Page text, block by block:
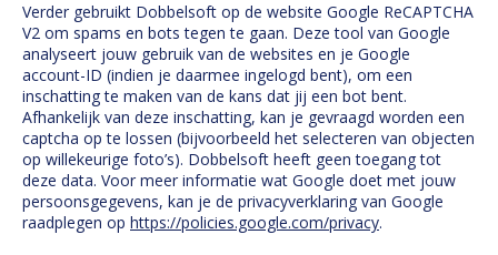
Verder gebruikt Dobbelsoft op de website Google ReCAPTCHA
V2 om spams en bots tegen te gaan. Deze tool van Google
analyseert jouw gebruik van de websites en je Google
account-ID (indien je daarmee ingelogd bent), om een
inschatting te maken van de kans dat jij een bot bent.
Afhankelijk van deze inschatting, kan je gevraagd worden een
captcha op te lossen (bijvoorbeeld het selecteren van objecten
op willekeurige foto’s). Dobbelsoft heeft geen toegang tot
deze data. Voor meer informatie wat Google doet met jouw
persoonsgegevens, kan je de privacyverklaring van Google
raadplegen op https://policies.google.com/privacy.